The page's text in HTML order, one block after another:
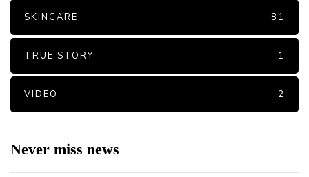
SKINCARE 81
TRUE STORY 1
VIDEO 2
Never miss news